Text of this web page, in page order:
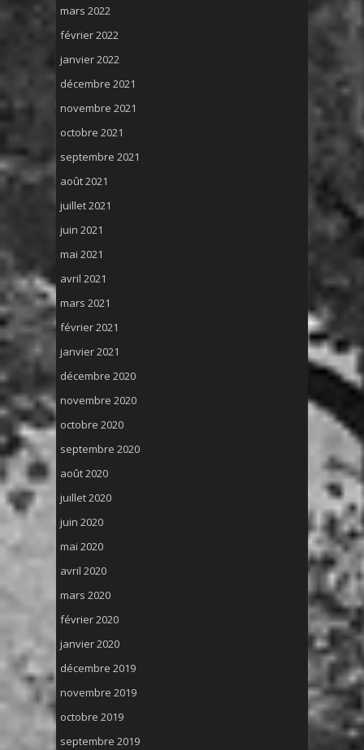
mars 2022
février 2022
janvier 2022
décembre 2021
novembre 2021
octobre 2021
septembre 2021
août 2021
juillet 2021
juin 2021
mai 2021
avril 2021
mars 2021
février 2021
janvier 2021
décembre 2020
novembre 2020
octobre 2020
septembre 2020
août 2020
juillet 2020
juin 2020
mai 2020
avril 2020
mars 2020
février 2020
janvier 2020
décembre 2019
novembre 2019
octobre 2019
septembre 2019